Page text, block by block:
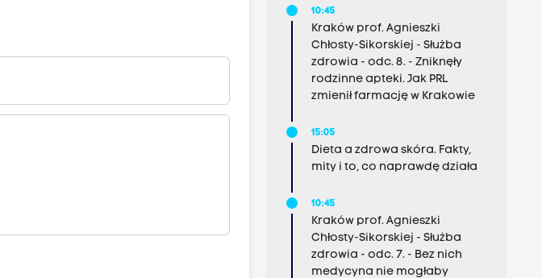
10:45
Kraków prof. Agnieszki
Chłosty-Sikorskiej - Służba
zdrowia - odc. 8. - Zniknęły
rodzinne apteki. Jak PRL
zmienił farmację w Krakowie
15:05
Dieta a zdrowa skóra. Fakty,
mity i to, co naprawdę działa
10:45
Kraków prof. Agnieszki
Chłosty-Sikorskiej - Służba
zdrowia - odc. 7. - Bez nich
medycyna nie mogłaby